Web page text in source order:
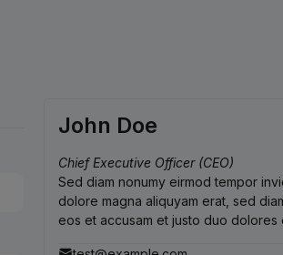
John Doe
Chief Executive Officer (CEO)
Sed diam nonumy eirmod tempor
dolore magna aliquyam erat, sed
eos et accusam et justo duo dolores